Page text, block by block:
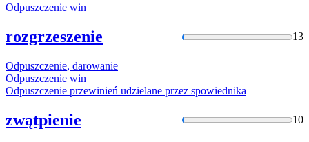
Odpuszczenie win
rozgrzeszenie 13
Odpuszczenie, darowanie
Odpuszczenie win
Odpuszczenie przewinień udzielane przez spowiednika
zwątpienie 10